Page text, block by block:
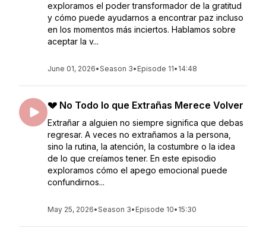
exploramos el poder transformador de la gratitud
y cómo puede ayudarnos a encontrar paz incluso
en los momentos más inciertos. Hablamos sobre
aceptar la v...
June 01, 2026•Season 3• Episode 11• 14:48
💔 No Todo lo que Extrañas Merece Volver
Extrañar a alguien no siempre significa que debas
regresar. A veces no extrañamos a la persona,
sino la rutina, la atención, la costumbre o la idea
de lo que creíamos tener. En este episodio
exploramos cómo el apego emocional puede
confundirnos...
May 25, 2026•Season 3• Episode 10• 15:30